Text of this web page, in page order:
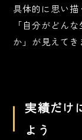
具体的に思い描
「自分がどん
か」が見えてき
実績だけ
よう